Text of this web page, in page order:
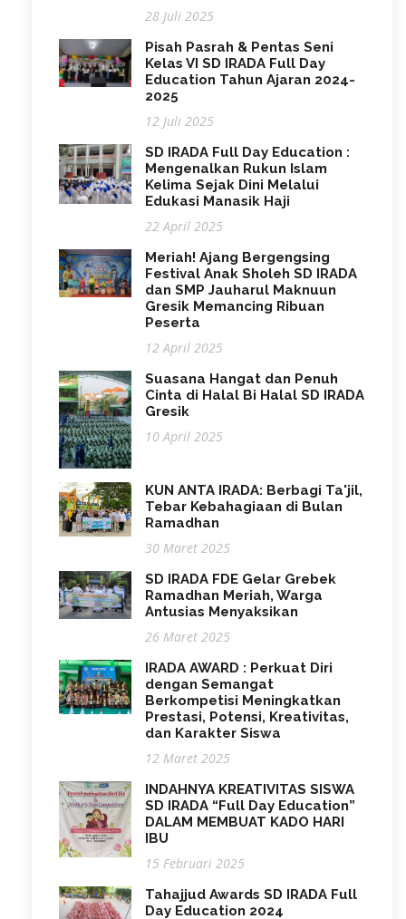
28 Juli 2025
Pisah Pasrah & Pentas Seni
Kelas VI SD IRADA Full Day
Education Tahun Ajaran 2024-
2025
12 Juli 2025
SD IRADA Full Day Education :
Mengenalkan Rukun Islam
Kelima Sejak Dini Melalui
Edukasi Manasik Haji
22 April 2025
Meriah! Ajang Bergengsing
Festival Anak Sholeh SD IRADA
dan SMP Jauharul Maknuun
Gresik Memancing Ribuan
Peserta
12 April 2025
Suasana Hangat dan Penuh
Cinta di Halal Bi Halal SD IRADA
Gresik
10 April 2025
KUN ANTA IRADA: Berbagi Ta'jil,
Tebar Kebahagiaan di Bulan
Ramadhan
30 Maret 2025
SD IRADA FDE Gelar Grebek
Ramadhan Meriah, Warga
Antusias Menyaksikan
26 Maret 2025
IRADA AWARD : Perkuat Diri
dengan Semangat
Berkompetisi Meningkatkan
Prestasi, Potensi, Kreativitas,
dan Karakter Siswa
12 Maret 2025
INDAHNYA KREATIVITAS SISWA
SD IRADA “Full Day Education”
DALAM MEMBUAT KADO HARI
IBU
15 Februari 2025
Tahajjud Awards SD IRADA Full
Day Education 2024